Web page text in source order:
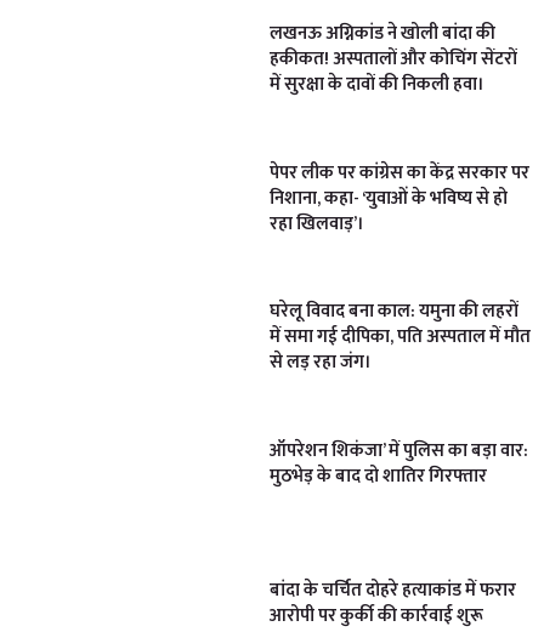
लखनऊ अग्निकांड ने खोली बांदा की
हकीकत! अस्पतालों और कोचिंग सेंटरों
में सुरक्षा के दावों की निकली हवा।
पेपर लीक पर कांग्रेस का केंद्र सरकार पर
निशाना, कहा- ‘युवाओं के भविष्य से हो
रहा खिलवाड़’।
घरेलू विवाद बना काल: यमुना की लहरों
में समा गई दीपिका, पति अस्पताल में मौत
से लड़ रहा जंग।
ऑपरेशन शिकंजा’ में पुलिस का बड़ा वार:
मुठभेड़ के बाद दो शातिर गिरफ्तार
बांदा के चर्चित दोहरे हत्याकांड में फरार
आरोपी पर कुर्की की कार्रवाई शुरू